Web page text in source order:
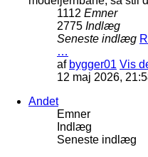
1112 Emner
2775 Indlæg
Seneste indlæg
…
af bygger01 Vis
12 maj 2026,
Andet
Emner
Indlæg
Seneste indlæg